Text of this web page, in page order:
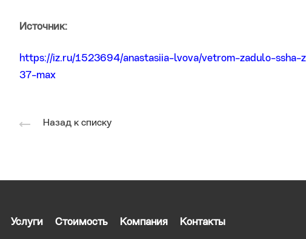
Источник:
https://iz.ru/1523694/anastasiia-lvova/vetrom-zadulo-
37-max
Назад к списку
Услуги Стоимость Компания Контакты